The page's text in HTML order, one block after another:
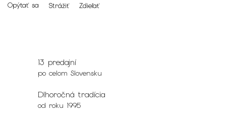
Opýtať sa Strážiť Zdieľať
13 predajní
po celom Slovensku
Dlhoročná tradícia
od roku 1995